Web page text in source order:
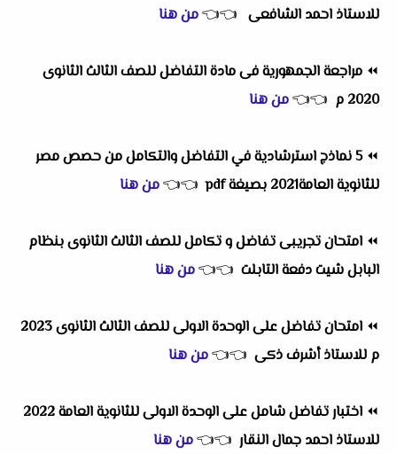
للاستاذ احمد الشافعى 👈
👈من هنا
⏪ مراجعة الجمهورية فى مادة التفاضل للصف الثالث الثانوى
2020 م
👈
👈من هنا
⏪ 5 نماذج استرشادية في التفاضل والتكامل من حصص مصر
للثانوية العامة2021 بصيغة pdf
👈
👈من هنا
⏪ امتحان تجريبى تفاضل و تكامل للصف الثالث الثانوى بنظام
البابل شيت دفعة التابلت 👈
👈من هنا
⏪
امتحان تفاضل على الوحدة الاولى للصف الثالث الثانوى 2023
م للاستاذ أشرف ذكى 👈
👈من هنا
⏪
اختبار تفاضل شامل على الوحدة الاولى للثانوية العامة 2022
للاستاذ احمد جمال النقار 👈
👈من هنا